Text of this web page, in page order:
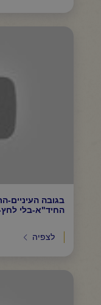
בגובה העיניים-
החיד"א-בלי
לצפיה